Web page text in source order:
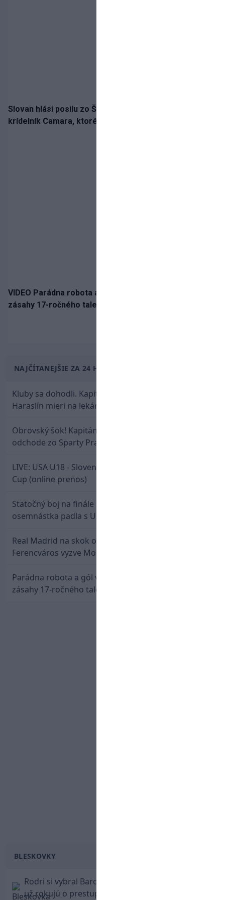
Slovan hlási posilu zo Španielska! Belasých posilní
krídelník Camara, ktorého povedie jeho detský vzor
VIDEO Parádna robota a gól v oslabení! Pozrite si oba
zásahy 17-ročného talentu Rychlíka proti USA
NAJČÍTANEJŠIE ZA 24 HODÍN
Kluby sa dohodli. Kapitán Sparty Praha Lukáš
Haraslín mieri na lekársku prehliadku
Obrovský šok! Kapitán Lukáš Haraslín je údajne na
odchode zo Sparty Praha
LIVE: USA U18 - Slovensko U18 / Hlinka-Gretzky
Cup (online prenos)
Statočný boj na finále nestačil: Slovenská
osemnástka padla s USA a zabojuje o bronz
Real Madrid na skok od Slovenska: Borbélyho
Ferencváros vyzve Mourinhove hviezdy
Parádna robota a gól v oslabení! Pozrite si oba
zásahy 17-ročného talentu Rychlíka proti USA
BLESKOVKY
Rodri si vybral Barcelonu a odmietol Real. Kluby
už rokujú o prestupovej čiastke